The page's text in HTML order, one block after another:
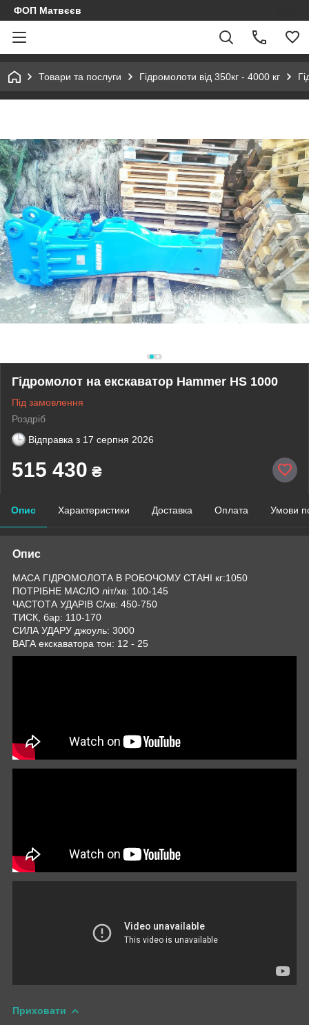
ФОП Матвєєв
Товари та послуги Гідромолоти від 350кг - 4000 кг
Гідромолот на екскаватор Hammer HS 1000
Під замовлення
Роздріб
Відправка з 17 серпня 2026
515 430 ₴
Опис Характеристики Доставка Оплата Умови
Опис
МАСА ГІДРОМОЛОТА В РОБОЧОМУ СТАНІ кг:1050
ПОТРІБНЕ МАСЛО літ/хв: 100-145
ЧАСТОТА УДАРІВ C/хв: 450-750
ТИСК, бар: 110-170
СИЛА УДАРУ джоуль: 3000
ВАГА екскаватора тон: 12 - 25
Приховати